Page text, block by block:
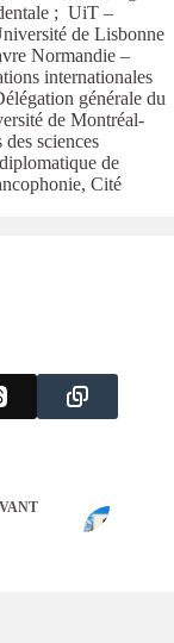
; UiT –
de Lisbonne
Normandie –
internationales
générale du
de Montréal-
sciences
de
Cité